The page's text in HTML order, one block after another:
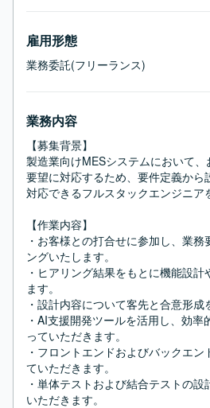
雇用形態
業務委託(フリーランス)
業務内容
【募集背景】
製造業向けMESシステムにおいて
要望に対応するため、要件定義から
対応できるフルスタックエンジニア
【作業内容】
・お客様との打合せに参加し、業
ングいたします。
・ヒアリング結果をもとに機能設
ます。
・設計内容について客先と合意形成
・AI支援開発ツールを活用し、効
っていただきます。
・フロントエンドおよびバックエ
ていただきます。
・単体テストおよび結合テストの
いただきます。